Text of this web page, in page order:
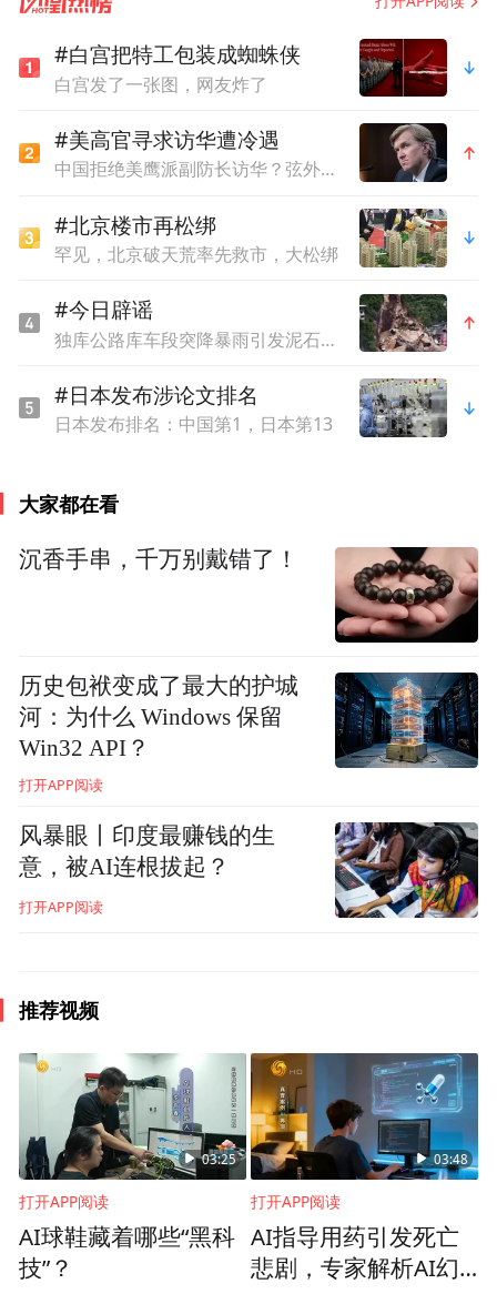
像分割、分類、檢測、回歸、增強等七大醫
學任務及十餘項下游應用中，均取得當前最
優性能表現，模型相對當前SOTA方法性能平
智慧醫療普惠化的重要里程碑
在開場致辭中，羅傑波教授對「聆音」
EchoCare超聲大模型的成功研發表達了熱烈
祝賀，並高度評價這是人工智能與醫學應用
音」EchoCare超聲大模型在醫院常規檢查中
的應用，不僅能夠顯著降低對專業人員的依
斷。這一技術的應用將有效提升醫療服務效
率，同時為醫療資源的優化配置提供更多可
羅傑波教授開場致辭
「聆音察理，鑒貌辨色」
CAIR副主任孟高峰研究員在發佈會上解釋了
「聆音」這一名稱源於成語「聆音察理」，
出自南朝劉勰的《文心雕龍·知音》，文中提
到“操千曲而後曉聲，觀千劍而後識器”與超
聲大模型的研發理念高度契合。他補充介紹
#白宫把特工包装成蜘蛛侠
白宫发了一张图，网友炸了
#美高官寻求访华遭冷遇
中国拒绝美鹰派副防长访华？弦外之音被热议
#北京楼市再松绑
罕见，北京破天荒率先救市，大松绑
#今日辟谣
独库公路库车段突降暴雨引发泥石流？官方辟谣
#日本发布涉论文排名
日本发布排名：中国第1，日本第13
大家都在看
沉香手串，千万别戴错了！
历史包袱变成了最大的护城
河：为什么 Windows 保留
Win32 API？
打开APP阅读
风暴眼丨印度最赚钱的生
意，被AI连根拔起？
打开APP阅读
推荐视频
03:25
打开APP阅读
AI球鞋藏着哪些“黑科
技”？
03:48
打开APP阅读
AI指导用药引发死亡
悲剧，专家解析AI幻